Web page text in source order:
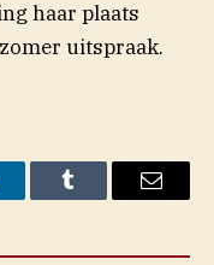
haar plaats
uitspraak.
Tumblr Email